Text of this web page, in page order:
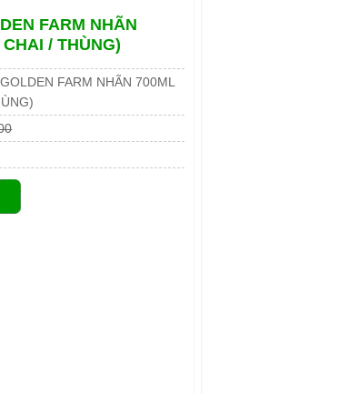
FARM NHÃN
/ THÙNG)
FARM NHÃN 700ML